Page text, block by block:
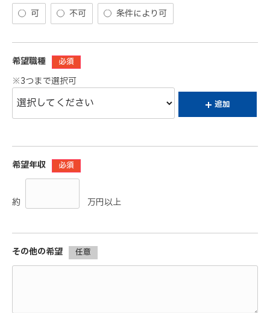
可 不可 条件により可
希望職種 必須
※3つまで選択可
追加
希望年収 必須
約 万円以上
その他の希望 任意